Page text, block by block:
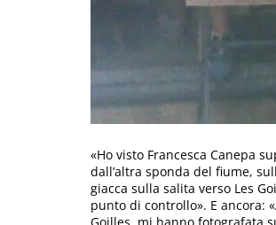
«Ho visto Francesca Canepa
dall’altra sponda del fiume,
giacca sulla salita verso Les
punto di controllo». E ancora: